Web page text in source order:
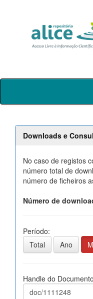
Skip
Downloads e
No caso de registos
número total de
número de ficheiros
Número de
Período:
Total
Ano
Handle do Documento